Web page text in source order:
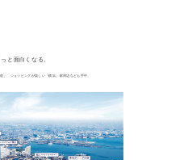
と面白くなる。
」、ショッピングが楽しい「横浜」駅周辺なども手中。